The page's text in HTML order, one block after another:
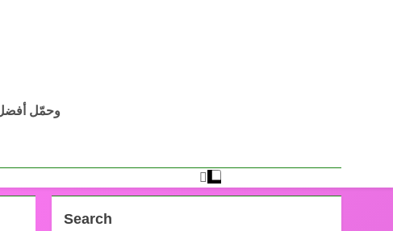
Search